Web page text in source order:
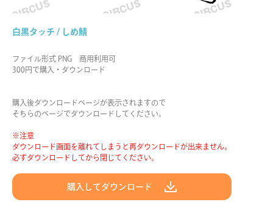
白黒タッチ / しめ鯖
ファイル形式 PNG 商用利用可
300円で購入・ダウンロード
購入後ダウンロードページが表示されますので
そちらのページでダウンロードしてください。
※注意
ダウンロード画面を離れてしまうと再ダウンロードが出来ません。
必ずダウンロードしてから閉じてください。
購入してダウンロード